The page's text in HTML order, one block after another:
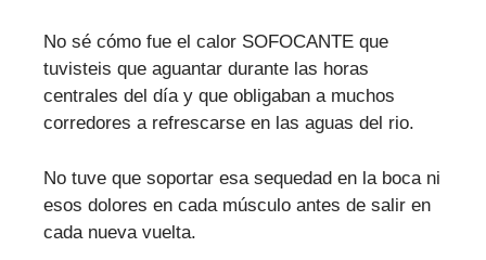
No sé cómo fue el calor SOFOCANTE que
tuvisteis que aguantar durante las horas
centrales del día y que obligaban a muchos
corredores a refrescarse en las aguas del rio.
No tuve que soportar esa sequedad en la boca ni
esos dolores en cada músculo antes de salir en
cada nueva vuelta.